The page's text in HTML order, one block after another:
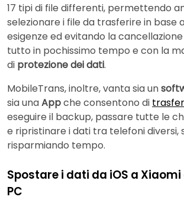
17 tipi di file differenti, permettendo
selezionare i file da trasferire in base
esigenze ed evitando la
tutto in pochissimo tempo e con la
di protezione dei dati.
MobileTrans, inoltre, vanta sia un
sia unaAppche consentono di
eseguire il backup, passare tutte le
e ripristinare i dati tra telefoni diversi,
risparmiando tempo.
Spostare i dati da iOS a
PC